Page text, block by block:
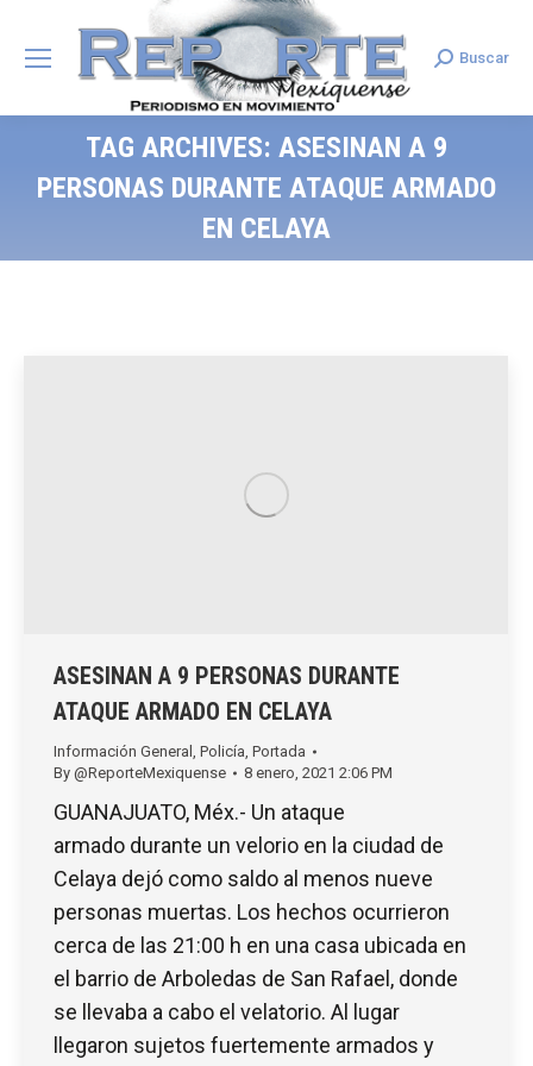
Search:
Buscar
TAG ARCHIVES: ASESINAN A 9
PERSONAS DURANTE ATAQUE ARMADO
EN CELAYA
ASESINAN A 9 PERSONAS DURANTE
ATAQUE ARMADO EN CELAYA
Información General , Policía, Portada
By @ReporteMexiquense 8 enero, 2021 2:06 PM
GUANAJUATO, Méx.- Un ataque
armado durante un velorio en la ciudad de
Celaya dejó como saldo al menos nueve
personas muertas. Los hechos ocurrieron
cerca de las 21:00 h en una casa ubicada en
el barrio de Arboledas de San Rafael, donde
se llevaba a cabo el velatorio. Al lugar
llegaron sujetos fuertemente armados y